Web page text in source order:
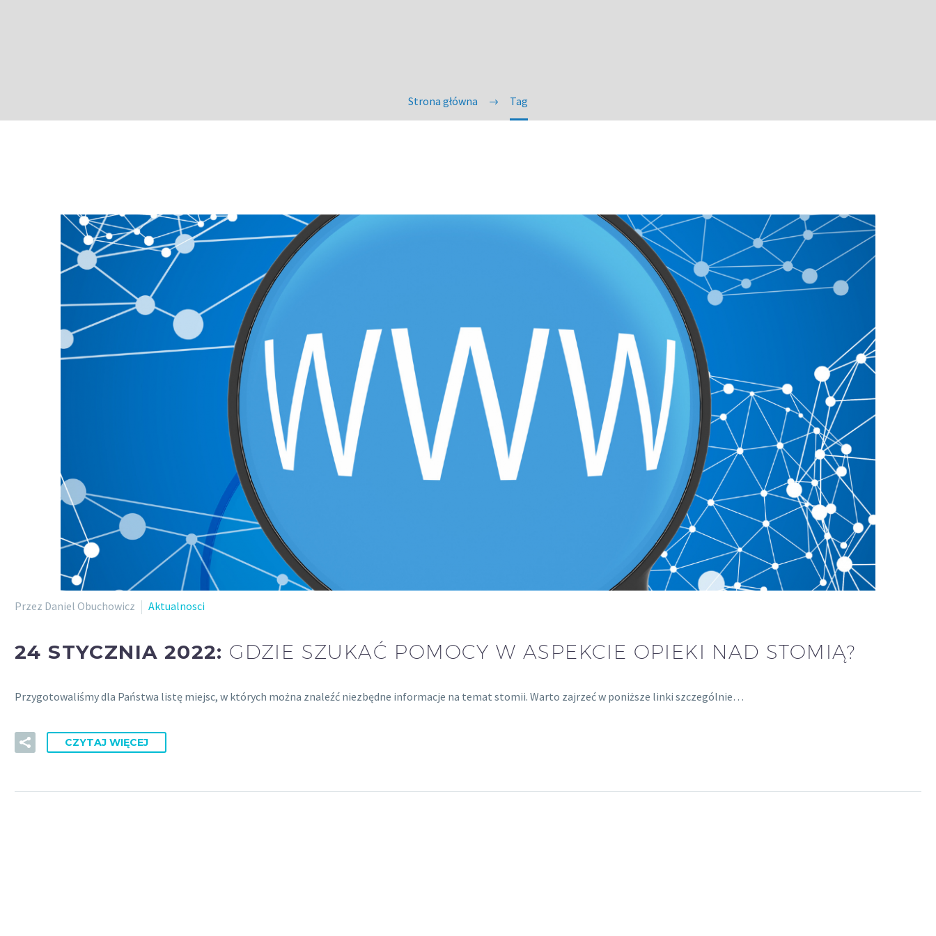
Strona główna Tag
Przez Daniel Obuchowicz Aktualnosci
24 STYCZNIA 2022: GDZIE SZUKAĆ POMOCY W ASPEKCIE OPIEKI NAD STOMIĄ?
Przygotowaliśmy dla Państwa listę miejsc, w których można znaleźć niezbędne informacje na temat stomii. Warto zajrzeć w poniższe linki szczególnie…
CZYTAJ WIĘCEJ